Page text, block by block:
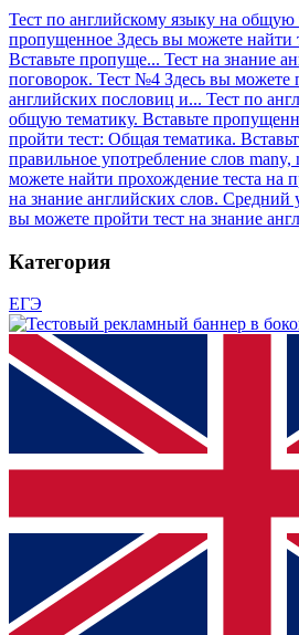
Тест по английскому языку на общую
пропущенное Здесь вы можете найти
Вставьте пропуще... Тест на знание
поговорок. Тест №4 Здесь вы можете
английских пословиц и... Тест по
общую тематику. Вставьте
пройти тест: Общая тематика.
правильное употребление слов many,
можете найти прохождение теста на
на знание английских слов. Средний
вы можете пройти тест на знание
Категория
ЕГЭ